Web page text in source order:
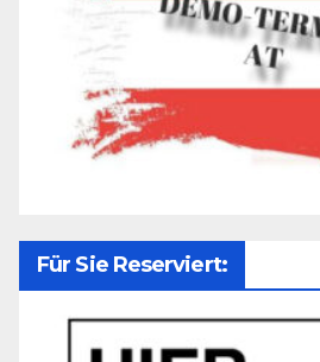
Für Sie Reserviert: